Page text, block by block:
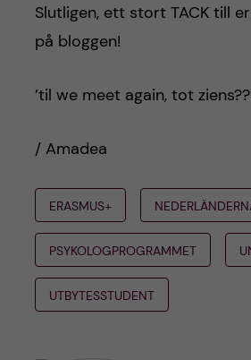
Slutligen, ett stort TACK till
på bloggen!
’til we meet again, tot
/ Amadea
ERASMUS+
PSYKOLOGPROGRAMMET
UTBYTESSTUDENT